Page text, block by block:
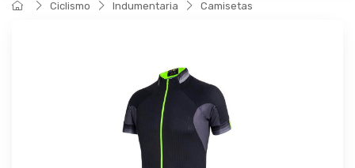
Ciclismo Indumentaria Camisetas